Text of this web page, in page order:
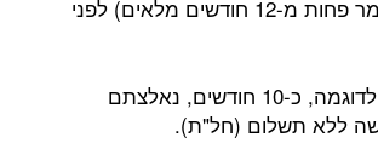
משנה שלמה (כלומר פחות מ-12 חודשים מלאים) לפני
ואז, לאחר שעבד, לדוגמה, כ-10 חודשים, נאלצתם
ללא תשלום (חל"ת).